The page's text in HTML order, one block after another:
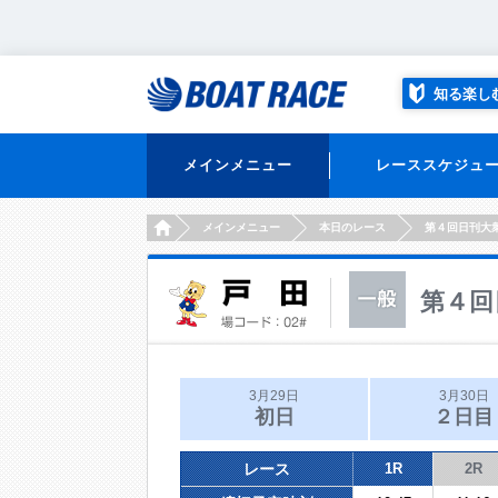
知る楽し
メインメニュー レーススケジュ
HOMEメインメニュー 本日のレース 第４回日刊大
第４
3月29日
初日
3月30日
２日目
レース 1R 2R